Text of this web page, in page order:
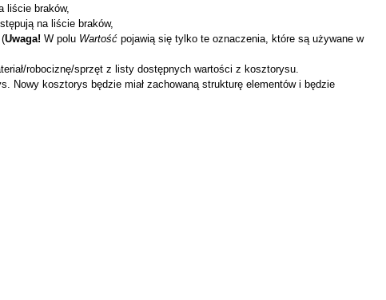
liście braków,
na liście braków,
Uwaga! W polu Wartość pojawią się tylko te oznaczenia, które są używane w
robociznę/sprzęt z listy dostępnych wartości z kosztorysu.
Nowy kosztorys będzie miał zachowaną strukturę elementów i będzie